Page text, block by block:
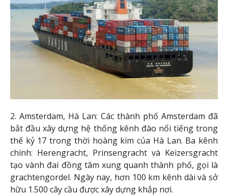
2. Amsterdam, Hà Lan: Các thành phố Amsterdam đã
bắt đầu xây dựng hệ thống kênh đào nổi tiếng trong
thế kỷ 17 trong thời hoàng kim của Hà Lan. Ba kênh
chính: Herengracht, Prinsengracht và Keizersgracht
tạo vành đai đồng tâm xung quanh thành phố, gọi là
grachtengordel. Ngày nay, hơn 100 km kênh dài và sở
hữu 1.500 cây cầu được xây dựng khắp nơi.